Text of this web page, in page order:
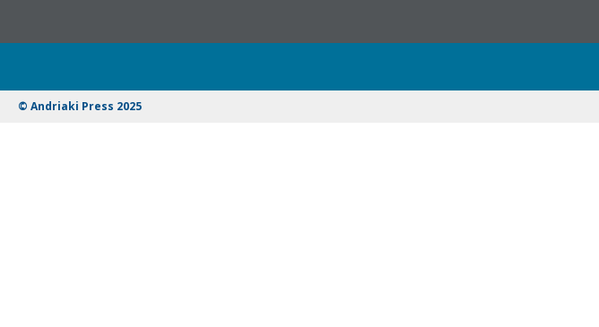
© Andriaki Press 2025